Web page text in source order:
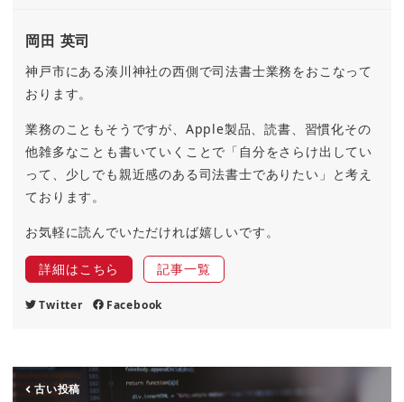
岡田 英司
神戸市にある湊川神社の西側で司法書士業務をおこなって
おります。
業務のこともそうですが、Apple製品、読書、習慣化その
他雑多なことも書いていくことで「自分をさらけ出してい
って、少しでも親近感のある司法書士でありたい」と考え
ております。
お気軽に読んでいただければ嬉しいです。
詳細はこちら 記事一覧
Twitter Facebook
古い投稿